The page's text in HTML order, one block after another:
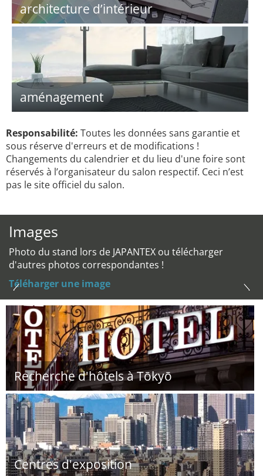
architecture d’intérieur
aménagement
Responsabilité: Toutes les données sans garantie et
sous réserve d'erreurs et de modifications !
Changements du calendrier et du lieu d'une foire sont
réservés à l’organisateur du salon respectif. Ceci n’est
pas le site officiel du salon.
Images
Photo du stand lors de JAPANTEX ou télécharger
d'autres photos correspondantes !
Téléharger une image
Recherche d'hôtels à Tōkyō
Centres d'exposition